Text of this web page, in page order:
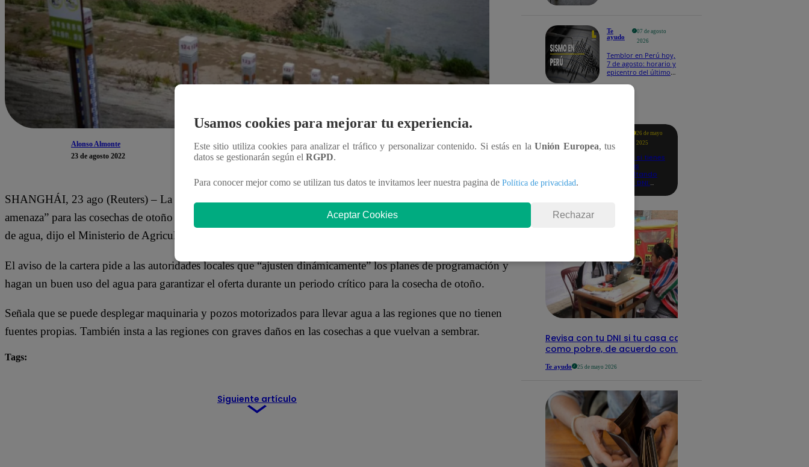
Alonso Almonte
23 de agosto 2022
Compartir
SHANGHÁI, 23 ago (Reuters) – La prolongada ola de calor y la sequía que sufre China suponen una “grave
amenaza” para las cosechas de otoño y se debe hacer todo lo posible para tratar de ampliar la disponibilidad
de agua, dijo el Ministerio de Agricultura el martes.
El aviso de la cartera pide a las autoridades locales que “ajusten dinámicamente” los planes de programación y
hagan un buen uso del agua para garantizar el oferta durante un periodo crítico para la cosecha de otoño.
Señala que se puede desplegar maquinaria y pozos motorizados para llevar agua a las regiones que no tienen
fuentes propias. También insta a las regiones con graves daños en las cosechas a que vuelvan a sembrar.
Tags:
Siguiente artículo
Te
ayudo
07 de agosto
2026
Temblor en Perú hoy,
7 de agosto: horario y
epicentro del último
26 de mayo
2025
Revisa si tienes
deudas
consultando
con tu DNI:
detalles
Revisa con tu DNI si tu casa califica
como pobre, de acuerdo con el Sisfoh
Te ayudo 25 de mayo 2026
Usamos cookies para mejorar tu experiencia.
Este sitio utiliza cookies para analizar el tráfico y personalizar contenido. Si estás en laUnión Europea, tus
datos se gestionarán según el RGPD.
Para conocer mejor como se utilizan tus datos te invitamos leer nuestra pagina de Política de privacidad.
Aceptar Cookies Rechazar